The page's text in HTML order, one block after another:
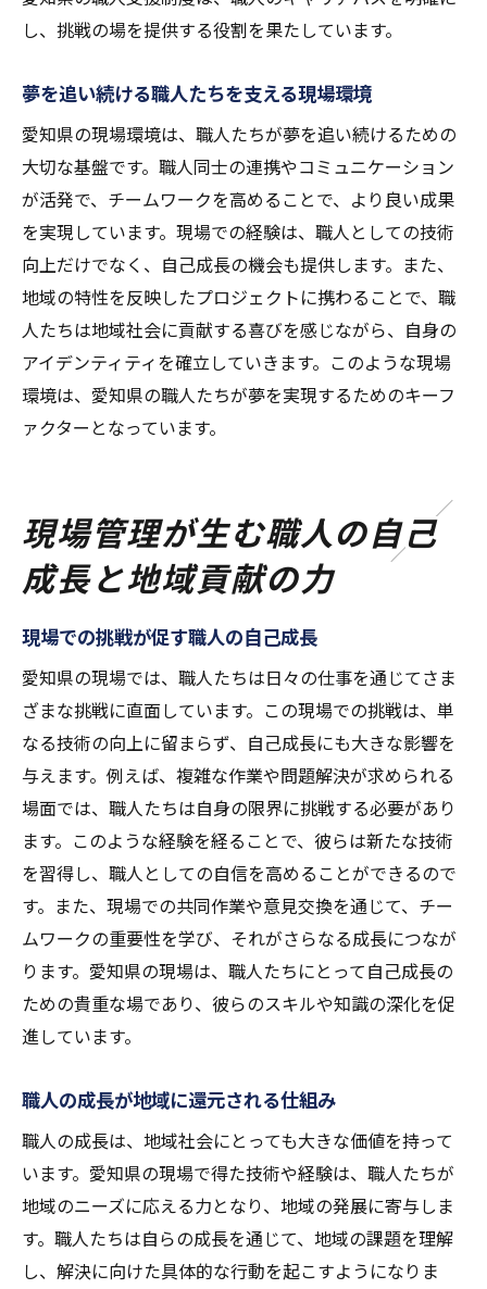
し、挑戦の場を提供する役割を果たしています。
夢を追い続ける職人たちを支える現場環境
愛知県の現場環境は、職人たちが夢を追い続けるための
大切な基盤です。職人同士の連携やコミュニケーション
が活発で、チームワークを高めることで、より良い成果
を実現しています。現場での経験は、職人としての技術
向上だけでなく、自己成長の機会も提供します。また、
地域の特性を反映したプロジェクトに携わることで、職
人たちは地域社会に貢献する喜びを感じながら、自身の
アイデンティティを確立していきます。このような現場
環境は、愛知県の職人たちが夢を実現するためのキーフ
ァクターとなっています。
現場管理が生む職人の自己
成長と地域貢献の力
現場での挑戦が促す職人の自己成長
愛知県の現場では、職人たちは日々の仕事を通じてさま
ざまな挑戦に直面しています。この現場での挑戦は、単
なる技術の向上に留まらず、自己成長にも大きな影響を
与えます。例えば、複雑な作業や問題解決が求められる
場面では、職人たちは自身の限界に挑戦する必要があり
ます。このような経験を経ることで、彼らは新たな技術
を習得し、職人としての自信を高めることができるので
す。また、現場での共同作業や意見交換を通じて、チー
ムワークの重要性を学び、それがさらなる成長につなが
ります。愛知県の現場は、職人たちにとって自己成長の
ための貴重な場であり、彼らのスキルや知識の深化を促
進しています。
職人の成長が地域に還元される仕組み
職人の成長は、地域社会にとっても大きな価値を持って
います。愛知県の現場で得た技術や経験は、職人たちが
地域のニーズに応える力となり、地域の発展に寄与しま
す。職人たちは自らの成長を通じて、地域の課題を理解
し、解決に向けた具体的な行動を起こすようになりま